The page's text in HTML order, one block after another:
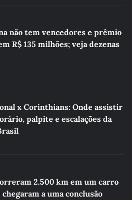
não tem vencedores e prêmio
R$ 135 milhões; veja dezenas
x Corinthians: Onde assistir
palpite e escalações da
2.500 km em um carro
a uma conclusão